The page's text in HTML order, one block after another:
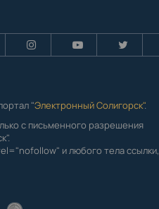
"Электронный Солигорск".
с письменного разрешения
и любого тела ссылки,